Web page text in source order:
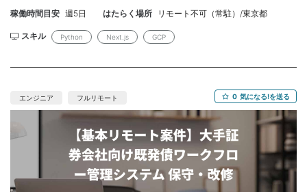
上 ・AI開発経験 ＜尚可＞ ・上記環境にての開発経験のマッチ度が
日出社有) 【参画時期】： 即日（7月、8月開始など相談可能）
談】：WEB1回(場合によって対面の顔合わせ発生)※弊社同席 【精
考】：服装自由、PC貸与可能
稼働時間目安 週5日 はたらく場所 リモート不可（常駐）/東京都
スキル Python Next.js GCP
エンジニア フルリモート 0 気になる!を送る